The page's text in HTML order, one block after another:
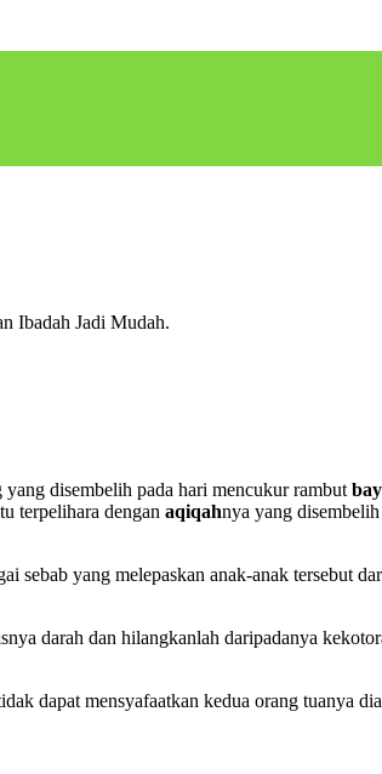
Ibadah Jadi Mudah.
yang disembelih pada hari mencukur rambut
terpelihara dengan aqiqahnya yang
sebab yang melepaskan anak-anak tersebut
darah dan hilangkanlah daripadanya
dapat mensyafaatkan kedua orang tuanya